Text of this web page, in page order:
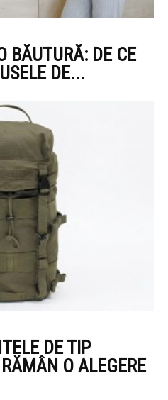
BĂUTURĂ: DE CE
DE...
DE TIP
O ALEGERE